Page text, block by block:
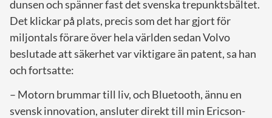
dunsen och spänner fast det svenska trepunktsbältet.
Det klickar på plats, precis som det har gjort för
miljontals förare över hela världen sedan Volvo
beslutade att säkerhet var viktigare än patent, sa han
och fortsatte:
– Motorn brummar till liv, och Bluetooth, ännu en
svensk innovation, ansluter direkt till min Ericson-